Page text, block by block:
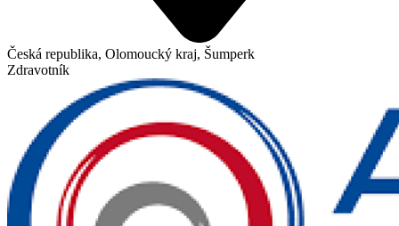
Česká republika, Olomoucký kraj, Šumperk
Zdravotník